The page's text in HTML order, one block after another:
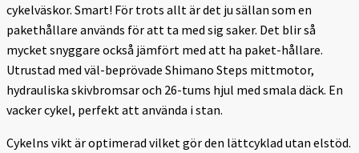
cykelväskor. Smart! För trots allt är det ju sällan som en
pakethållare används för att ta med sig saker. Det blir så
mycket snyggare också jämfört med att ha paket-hållare.
Utrustad med väl-beprövade Shimano Steps mittmotor,
hydrauliska skivbromsar och 26-tums hjul med smala däck. En
vacker cykel, perfekt att använda i stan.
Cykelns vikt är optimerad vilket gör den lättcyklad utan elstöd.